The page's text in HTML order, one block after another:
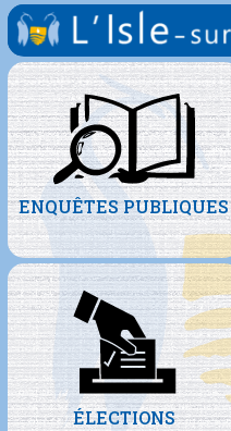
ENQUÊTES PUBLIQUES
ÉLECTIONS